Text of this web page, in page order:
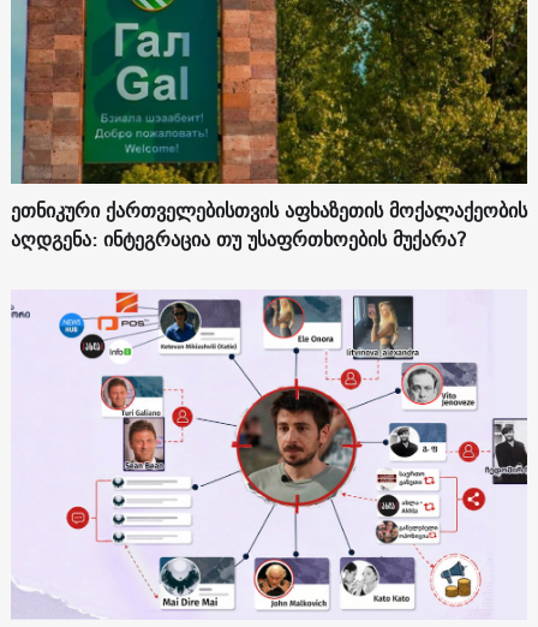
ეთნიკური ქართველებისთვის აფხაზეთის მოქალაქეობის
აღდგენა: ინტეგრაცია თუ უსაფრთხოების მუქარა?